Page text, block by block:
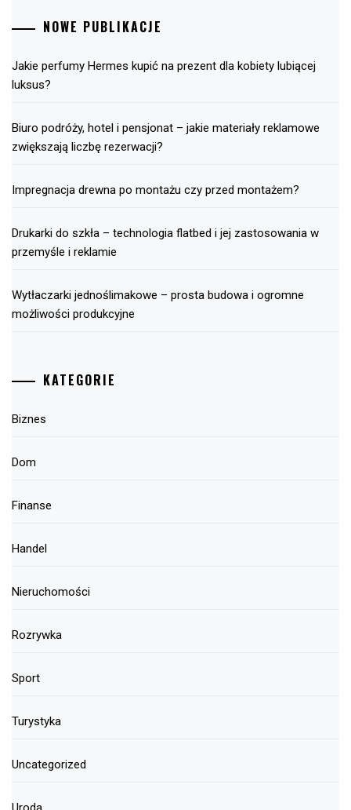
NOWE PUBLIKACJE
Jakie perfumy Hermes kupić na prezent dla kobiety lubiącej
luksus?
Biuro podróży, hotel i pensjonat – jakie materiały reklamowe
zwiększają liczbę rezerwacji?
Impregnacja drewna po montażu czy przed montażem?
Drukarki do szkła – technologia flatbed i jej zastosowania w
przemyśle i reklamie
Wytłaczarki jednoślimakowe – prosta budowa i ogromne
możliwości produkcyjne
KATEGORIE
Biznes
Dom
Finanse
Handel
Nieruchomości
Rozrywka
Sport
Turystyka
Uncategorized